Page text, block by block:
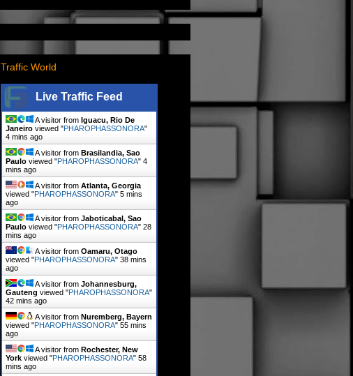
Traffic World
Live Traffic Feed
A visitor from Iguacu, Rio De
Janeiro viewed "PHAROPHASSONORA"
4 mins ago
A visitor from Brasilandia, Sao
Paulo viewed "PHAROPHASSONORA" 4
mins ago
A visitor from Atlanta, Georgia
viewed "PHAROPHASSONORA" 5 mins
ago
A visitor from Jaboticabal, Sao
Paulo viewed "PHAROPHASSONORA" 28
mins ago
A visitor from Oamaru, Otago
viewed "PHAROPHASSONORA" 38 mins
ago
A visitor from Johannesburg,
Gauteng viewed "PHAROPHASSONORA"
42 mins ago
A visitor from Nuremberg, Bayern
viewed "PHAROPHASSONORA" 55 mins
ago
A visitor from Rochester, New
York viewed "PHAROPHASSONORA" 58
mins ago